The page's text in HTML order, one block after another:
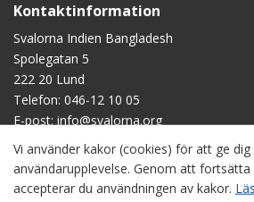
Kontaktinformation
Svalorna Indien Bangladesh
Spolegatan 5
222 20 Lund
Telefon: 046-12 10 05
E-post:info@svalorna.org
Swish: 90 123 45
Plusgiro: 90 1234-5
Bankgiro: 901-2345
Vi använder kakor (cookies) för att ge
användarupplevelse. Genom att
accepterar du användningen av kakor.